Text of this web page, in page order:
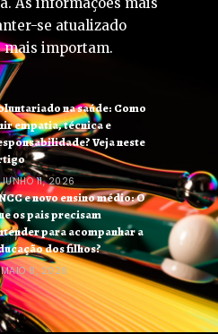
se atualizado
mais importam.
na saúde: Como
empatia, técnica e
Veja neste
JUNHO 11, 2026
e novo ensino médio: O
os pais precisam
para acompanhar a
dos filhos?
MAIO 8, 2026